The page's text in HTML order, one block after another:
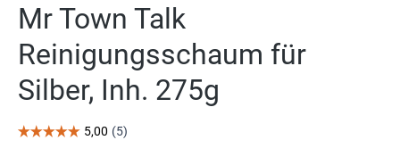
Mr Town Talk
Reinigungsschaum für
Silber, Inh. 275g